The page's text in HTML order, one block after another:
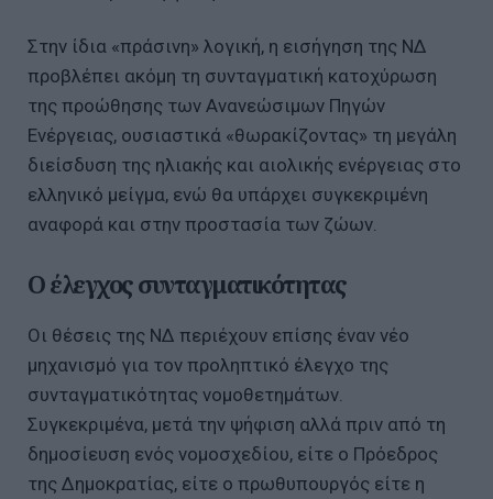
Στην ίδια «πράσινη» λογική, η εισήγηση της ΝΔ
προβλέπει ακόμη τη συνταγματική κατοχύρωση
της προώθησης των Ανανεώσιμων Πηγών
Ενέργειας, ουσιαστικά «θωρακίζοντας» τη μεγάλη
διείσδυση της ηλιακής και αιολικής ενέργειας στο
ελληνικό μείγμα, ενώ θα υπάρχει συγκεκριμένη
αναφορά και στην προστασία των ζώων.
O έλεγχος συνταγματικότητας
Οι θέσεις της ΝΔ περιέχουν επίσης έναν νέο
μηχανισμό για τον προληπτικό έλεγχο της
συνταγματικότητας νομοθετημάτων.
Συγκεκριμένα, μετά την ψήφιση αλλά πριν από τη
δημοσίευση ενός νομοσχεδίου, είτε ο Πρόεδρος
της Δημοκρατίας, είτε ο πρωθυπουργός είτε η